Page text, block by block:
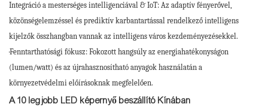
Integráció a mesterséges intelligenciával & IoT: Az adaptív fényerővel,
közönségelemzéssel és prediktív karbantartással rendelkező intelligens
kijelzők összhangban vannak az intelligens város kezdeményezésekkel.
·Fenntarthatósági fókusz: Fokozott hangsúly az energiahatékonyságon
(lumen/watt) és az újrahasznosítható anyagok használatán a
környezetvédelmi előírásoknak megfelelően.
A 10 legjobb LED képernyő beszállító Kínában